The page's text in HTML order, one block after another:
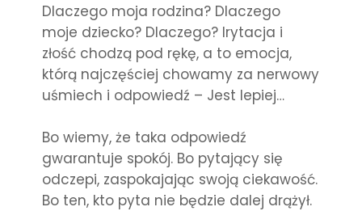
Dlaczego moja rodzina? Dlaczego
moje dziecko? Dlaczego? Irytacja i
złość chodzą pod rękę, a to emocja,
którą najczęściej chowamy za nerwowy
uśmiech i odpowiedź – Jest lepiej…
Bo wiemy, że taka odpowiedź
gwarantuje spokój. Bo pytający się
odczepi, zaspokajając swoją ciekawość.
Bo ten, kto pyta nie będzie dalej drążył.